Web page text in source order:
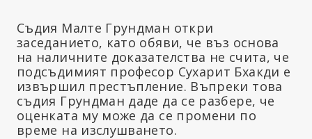
Съдия Малте Грундман откри
заседанието, като обяви, че въз основа
на наличните доказателства не счита, че
подсъдимият професор Сухарит Бхакди е
извършил престъпление. Въпреки това
съдия Грундман даде да се разбере, че
оценката му може да се промени по
време на изслушването.